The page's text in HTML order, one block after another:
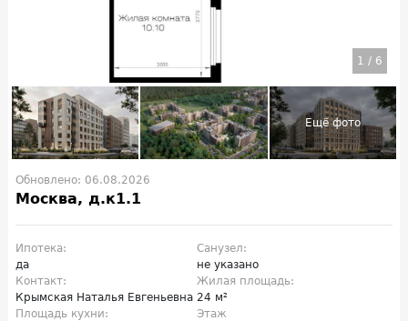
1 / 6
Обновлено: 06.08.2026
Москва, д.к1.1
Ипотека:
да
Санузел:
не указано
Контакт:
Крымская Наталья Евгеньевна
Жилая площадь:
24 м²
Площадь кухни:
Этаж